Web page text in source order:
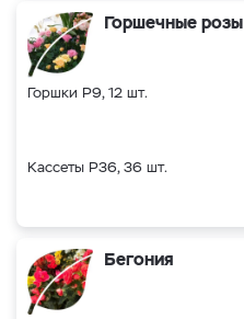
Горшечные розы
Горшки Р9, 12 шт.
Кассеты Р36, 36 шт.
Бегония